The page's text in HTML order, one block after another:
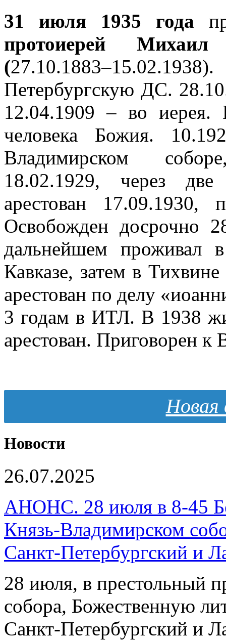
31 июля 1935 года
протоиерей
(
Петербургскую ДС.
12.04.1909 – во
человека Божия.
Владимирском
18.02.1929, через
арестован
Освобожден досрочно
дальнейшем проживал
Кавказе, затем в
арестован по делу
3 годам в ИТЛ. В 1938
арестован. Приговорен
Новая
Новости
26.07.2025
АНОНС. 28 июля в 8-45
Князь-Владимирском
Санкт-Петербургский и
28 июля, в престольный
собора, Божественную
Санкт-Петербургский и